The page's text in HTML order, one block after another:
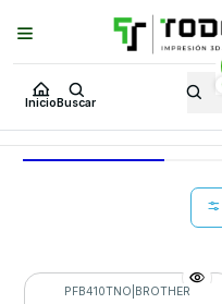
Inicio Buscar
Puedes Elegir: Comprar en
Inicio Toner y tambor
PFB410TNO BROTHER